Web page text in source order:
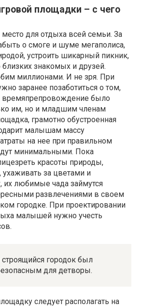
площадки – с чего
для отдыха всей семьи. За
о смоге и шуме мегаполиса,
устроить шикарный пикник,
близких знакомых и друзей.
миллионами. И не зря. При
заранее позаботиться о том,
времяпрепровождение было
им, но и младшим членам
грамотно обустроенная
малышам массу
на нее при правильном
минимальными. Пока
красоты природы,
за цветами и
их любимые чада займутся
развлечениями в своем
городке. При проектировании
малышей нужно учесть
строящийся городок был
для детворы.
следует располагать на